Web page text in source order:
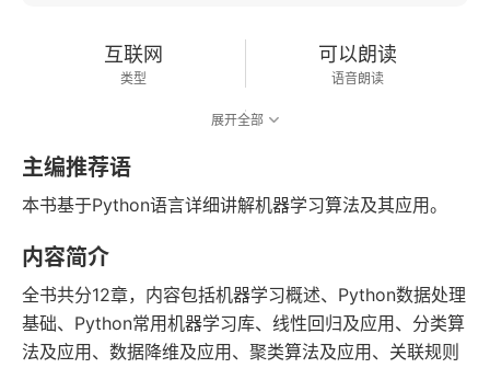
互联网
类型
可以朗读
语音朗读
展开全部
主编推荐语
本书基于Python语言详细讲解机器学习算法及其应用。
内容简介
全书共分12章，内容包括机器学习概述、Python数据处理
基础、Python常用机器学习库、线性回归及应用、分类算
法及应用、数据降维及应用、聚类算法及应用、关联规则